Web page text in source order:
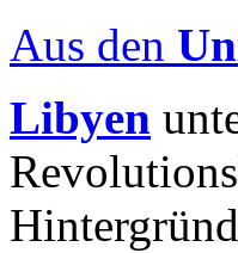
Aus den
Libyen